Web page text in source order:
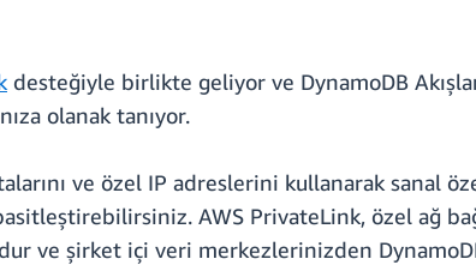
desteğiyle birlikte geliyor ve DynamoDB
olanak tanıyor.
ve özel IP adreslerini kullanarak sanal
AWS PrivateLink, özel ağ
ve şirket içi veri merkezlerinizden